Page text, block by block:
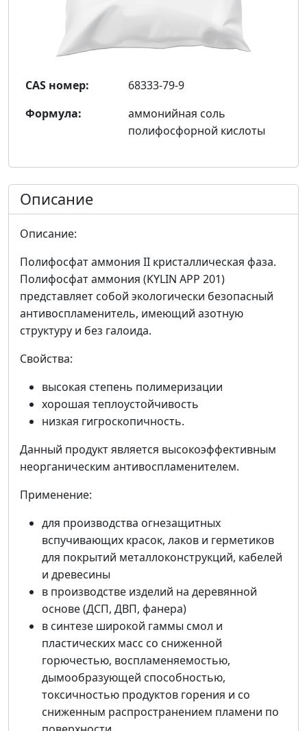
CAS номер:
68333-79-9
Формула:
аммонийная соль
полифосфорной кислоты
Описание
Описание:
Полифосфат аммония II кристаллическая фаза.
Полифосфат аммония (KYLIN APP 201)
представляет собой экологически безопасный
антивоспламенитель, имеющий азотную
структуру и без галоида.
Свойства:
высокая степень полимеризации
хорошая теплоустойчивость
низкая гигроскопичность.
Данный продукт является высокоэффективным
неорганическим антивоспламенителем.
Применение:
для производства огнезащитных
вспучивающих красок, лаков и герметиков
для покрытий металлоконструкций, кабелей
и древесины
в производстве изделий на деревянной
основе (ДСП, ДВП, фанера)
в синтезе широкой гаммы смол и
пластических масс со сниженной
горючестью, воспламеняемостью,
дымообразующей способностью,
токсичностью продуктов горения и со
сниженным распространением пламени по